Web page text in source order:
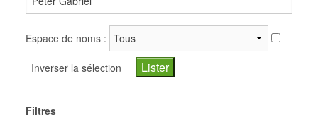
Espace de noms :
Inverser la sélection
Filtres